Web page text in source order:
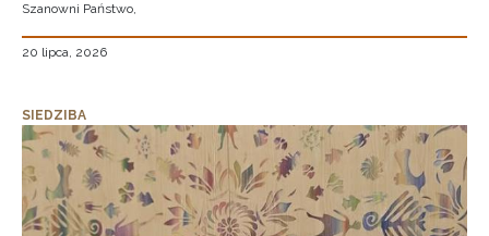
Szanowni Państwo,
20 lipca, 2026
SIEDZIBA